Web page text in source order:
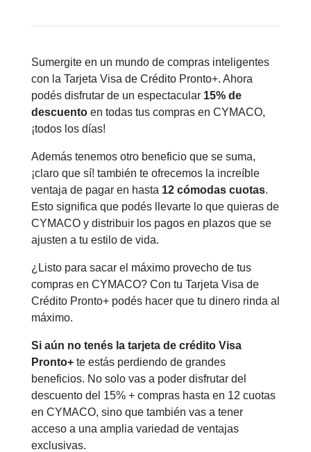
Sumergite en un mundo de compras inteligentes
con la Tarjeta Visa de Crédito Pronto+. Ahora
podés disfrutar de un espectacular 15% de
descuento en todas tus compras en CYMACO,
¡todos los días!
Además tenemos otro beneficio que se suma,
¡claro que sí! también te ofrecemos la increíble
ventaja de pagar en hasta 12 cómodas cuotas.
Esto significa que podés llevarte lo que quieras de
CYMACO y distribuir los pagos en plazos que se
ajusten a tu estilo de vida.
¿Listo para sacar el máximo provecho de tus
compras en CYMACO? Con tu Tarjeta Visa de
Crédito Pronto+ podés hacer que tu dinero rinda al
máximo.
Si aún no tenés la tarjeta de crédito Visa
Pronto+ te estás perdiendo de grandes
beneficios. No solo vas a poder disfrutar del
descuento del 15% + compras hasta en 12 cuotas
en CYMACO, sino que también vas a tener
acceso a una amplia variedad de ventajas
exclusivas.